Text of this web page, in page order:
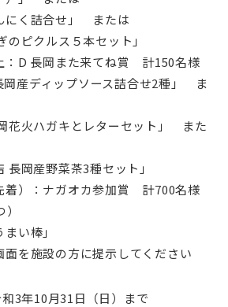
にく詰合せ」 または
のピクルス５本セット」
：D 長岡また来てね賞 計150名様
岡産ディップソース詰合せ2種」 ま
花火ハガキとレターセット」 また
長岡産野菜茶3種セット」
着）：ナガオカ参加賞 計700名様
い棒」
面を施設の方に提示してください
3年10月31日（日）まで